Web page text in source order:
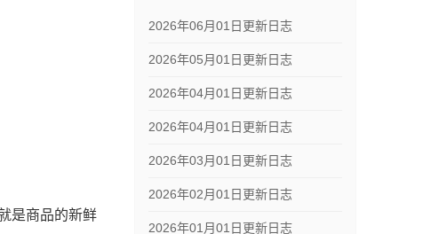
是商品的新鲜
2026年06月01日更新日志
2026年05月01日更新日志
2026年04月01日更新日志
2026年04月01日更新日志
2026年03月01日更新日志
2026年02月01日更新日志
2026年01月01日更新日志